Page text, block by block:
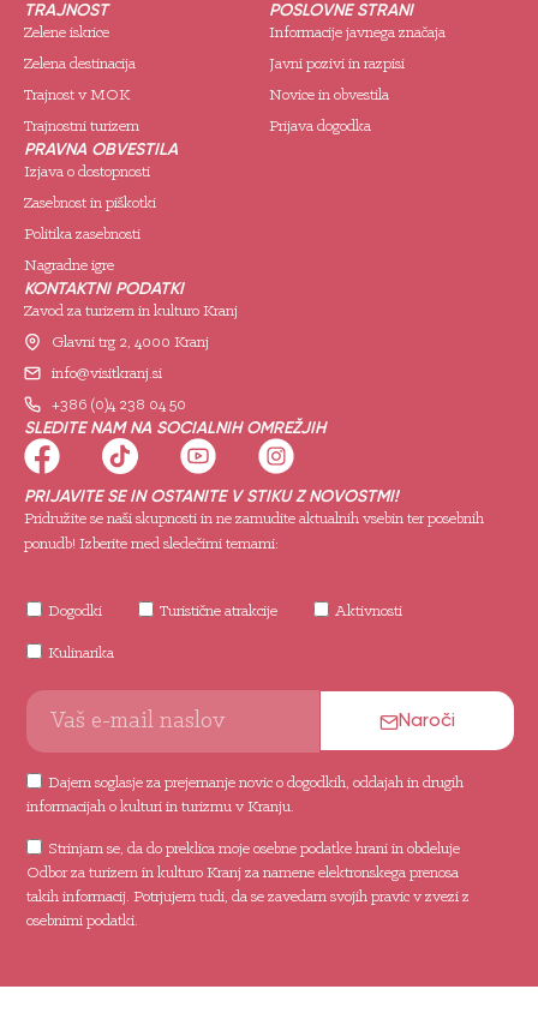
TRAJNOST
Zelene iskrice
Zelena destinacija
Trajnost v MOK
Trajnostni turizem
POSLOVNE STRANI
Informacije javnega značaja
Javni pozivi in razpisi
Novice in obvestila
Prijava dogodka
PRAVNA OBVESTILA
Izjava o dostopnosti
Zasebnost in piškotki
Politika zasebnosti
Nagradne igre
KONTAKTNI PODATKI
Zavod za turizem in kulturo Kranj
Glavni trg 2, 4000 Kranj
info@visitkranj.si
+386 (0)4 238 04 50
SLEDITE NAM NA SOCIALNIH OMREŽJIH
PRIJAVITE SE IN OSTANITE V STIKU Z NOVOSTMI!
Pridružite se naši skupnosti in ne zamudite aktualnih vsebin ter posebnih
ponudb! Izberite med sledečimi temami:
Dogodki Turistične atrakcije Aktivnosti
Kulinarika
Dajem soglasje za prejemanje novic o dogodkih, oddajah in drugih
informacijah o kulturi in turizmu v Kranju.
Strinjam se, da do preklica moje osebne podatke hrani in obdeluje
Odbor za turizem in kulturo Kranj za namene elektronskega prenosa
takih informacij. Potrjujem tudi, da se zavedam svojih pravic v zvezi z
osebnimi podatki.
Naroči